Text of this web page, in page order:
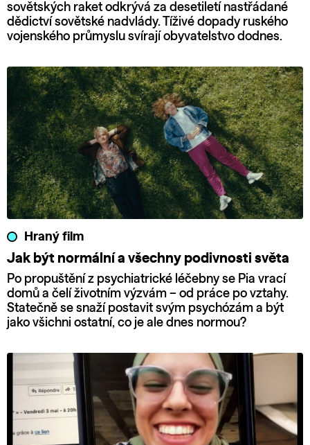
sovětských raket odkrývá za desetiletí nastřádané
dědictví sovětské nadvlády. Tíživé dopady ruského
vojenského průmyslu svírají obyvatelstvo dodnes.
Hraný film
Jak být normální a všechny podivnosti světa
Po propuštění z psychiatrické léčebny se Pia vrací
domů a čelí životním výzvám – od práce po vztahy.
Statečně se snaží postavit svým psychózám a být
jako všichni ostatní, co je ale dnes normou?